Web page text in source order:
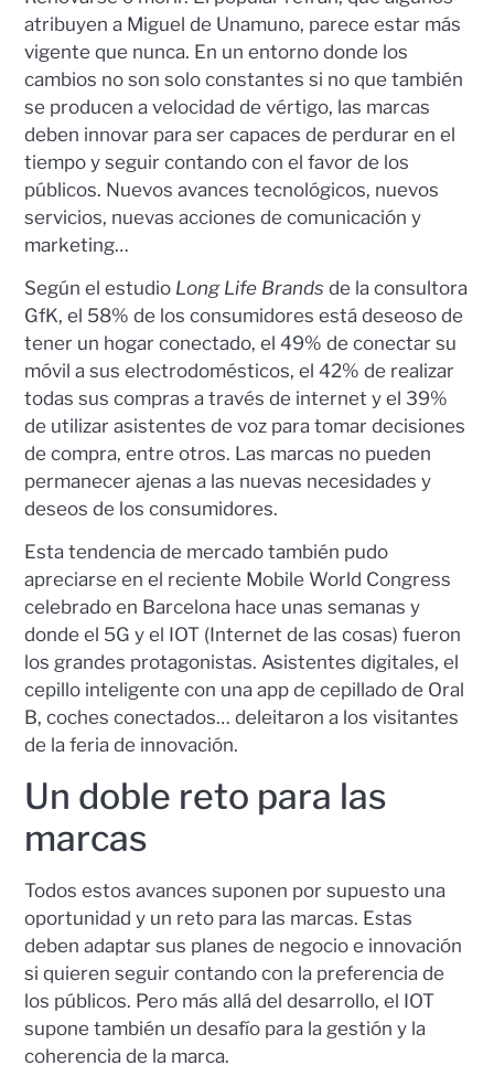
atribuyen a Miguel de Unamuno, parece estar más
vigente que nunca. En un entorno donde los
cambios no son solo constantes si no que también
se producen a velocidad de vértigo, las marcas
deben innovar para ser capaces de perdurar en el
tiempo y seguir contando con el favor de los
públicos. Nuevos avances tecnológicos, nuevos
servicios, nuevas acciones de comunicación y
marketing…
Según el estudio Long Life Brands de la consultora
GfK, el 58% de los consumidores está deseoso de
tener un hogar conectado, el 49% de conectar su
móvil a sus electrodomésticos, el 42% de realizar
todas sus compras a través de internet y el 39%
de utilizar asistentes de voz para tomar decisiones
de compra, entre otros. Las marcas no pueden
permanecer ajenas a las nuevas necesidades y
deseos de los consumidores.
Esta tendencia de mercado también pudo
apreciarse en el reciente Mobile World Congress
celebrado en Barcelona hace unas semanas y
donde el 5G y el IOT (Internet de las cosas) fueron
los grandes protagonistas. Asistentes digitales, el
cepillo inteligente con una app de cepillado de Oral
B, coches conectados… deleitaron a los visitantes
de la feria de innovación.
Un doble reto para las
marcas
Todos estos avances suponen por supuesto una
oportunidad y un reto para las marcas. Estas
deben adaptar sus planes de negocio e innovación
si quieren seguir contando con la preferencia de
los públicos. Pero más allá del desarrollo, el IOT
supone también un desafío para la gestión y la
coherencia de la marca.